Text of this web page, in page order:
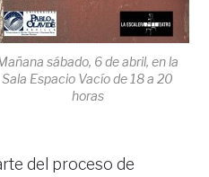
sábado, 6 de abril, en la
Sala Espacio Vacío de 18 a 20
horas
del proceso de